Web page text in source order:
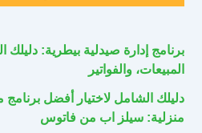
برنامج إدارة صيدلية بيطرية: دليلك
المبيعات، والفواتير
دليلك الشامل لاختيار أفضل
منزلية: سيلز اب من فاتوس